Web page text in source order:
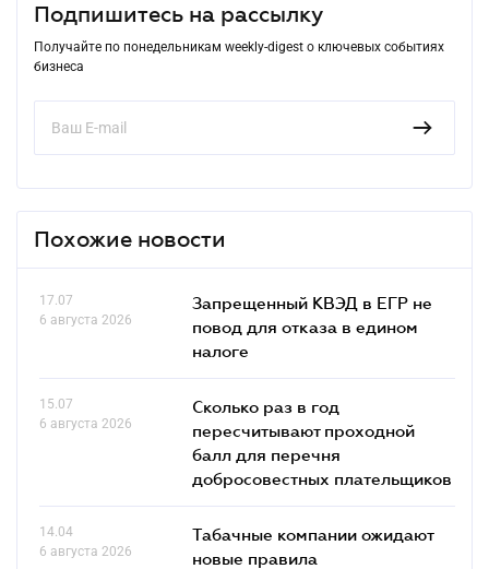
Подпишитесь на рассылку
Получайте по понедельникам weekly-digest о ключевых событиях
бизнеса
Похожие новости
17.07
6 августа 2026
Запрещенный КВЭД в ЕГР не
повод для отказа в едином
налоге
15.07
6 августа 2026
Сколько раз в год
пересчитывают проходной
балл для перечня
добросовестных плательщиков
14.04
6 августа 2026
Табачные компании ожидают
новые правила